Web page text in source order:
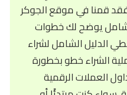
قمنا في موقع الجوكر
شامل يوضح لك خطوات
الدليل الشامل لشراء
الشراء خطو بخطورة
العملات الرقمية